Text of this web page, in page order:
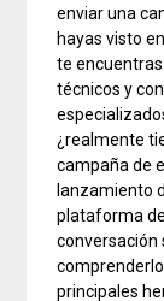
enviar una
hayas visto
te
técnicos y
¿realmente
campaña de
lanzamiento
plataforma
conversación
principales